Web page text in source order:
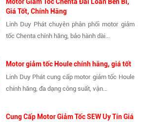
Motor Giảm Tốc Chenta Đài Loan Bền Bỉ,
Giá Tốt, Chính Hãng
Linh Duy Phát chuyên phân phối motor giảm
tốc Chenta chính hãng, bảo hành dài...
Motor giảm tốc Houle chính hãng, giá tốt
Linh Duy Phát cung cấp motor giảm tốc Houle
chính hãng, đa dạng công suất, vận...
Cung Cấp Motor Giảm Tốc SEW Uy Tín Giá